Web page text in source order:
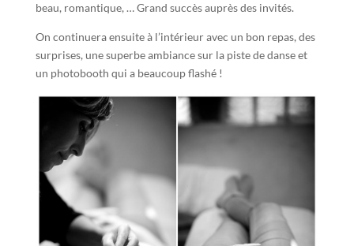
beau, romantique, … Grand succès auprès des invités.
On continuera ensuite à l’intérieur avec un bon repas, des
surprises, une superbe ambiance sur la piste de danse et
un photobooth qui a beaucoup flashé !